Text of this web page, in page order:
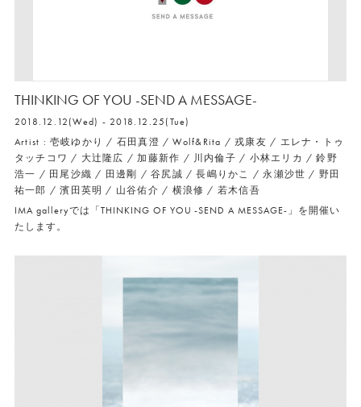
THINKING OF YOU -SEND A MESSAGE-
2018.12.12(Wed) - 2018.12.25(Tue)
Artist : 壱岐ゆかり / 石田真澄 / Wolf&Rita / 戎康友 / エレナ・トゥ
タッチコワ / 大辻隆広 / 加藤新作 / 川内倫子 / 小林エリカ / 鈴野
浩一 / 田尾沙織 / 田邊剛 / 谷尻誠 / 長嶋りかこ / 永瀬沙世 / 野田
祐一郎 / 濱田英明 / 山谷佑介 / 横浪修 / 若木信吾
IMA galleryでは「THINKING OF YOU -SEND A MESSAGE-」を開催い
たします。